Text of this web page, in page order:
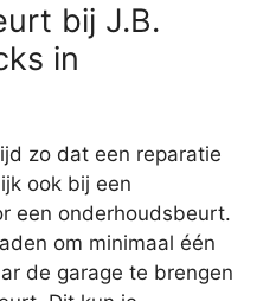
bij J.B.
in
zo dat een reparatie
ook bij een
een onderhoudsbeurt.
om minimaal één
de garage te brengen